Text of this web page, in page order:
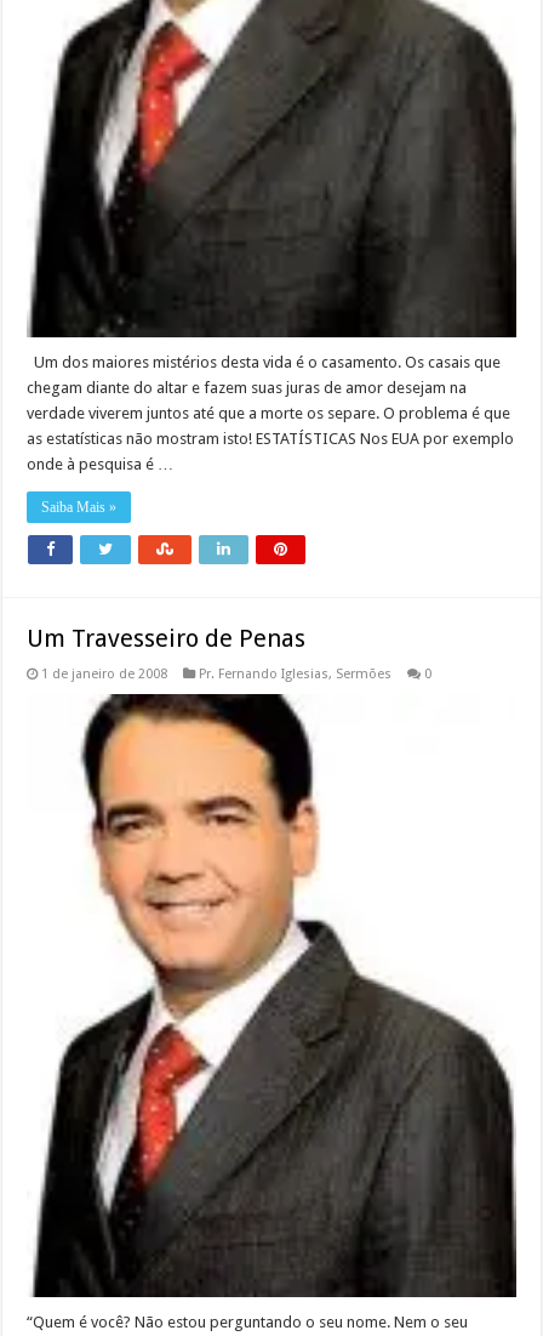
Um dos maiores mistérios desta vida é o casamento. Os casais que
chegam diante do altar e fazem suas juras de amor desejam na
verdade viverem juntos até que a morte os separe. O problema é que
as estatísticas não mostram isto! ESTATÍSTICAS Nos EUA por exemplo
onde à pesquisa é …
Saiba Mais »
Um Travesseiro de Penas
1 de janeiro de 2008 Pr. Fernando Iglesias, Sermões 0
“Quem é você? Não estou perguntando o seu nome. Nem o seu